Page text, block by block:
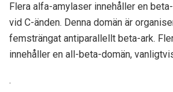
Flera alfa-amylaser innehåller en
vid C-änden. Denna domän är
femsträngat antiparallellt beta-ark.
innehåller en all-beta-domän,
.